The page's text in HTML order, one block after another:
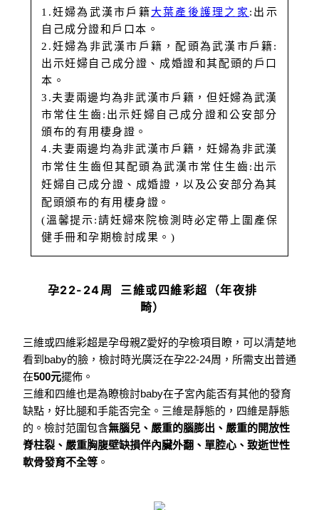
1.妊婦為武漢市戶籍大葉產後護理之家 :出示
自己成分證和戶口本。
2.妊婦為非武漢市戶籍，配頭為武漢市戶籍:
出示妊婦自己成分證、成婚證和其配頭的戶口
本。
3.夫妻兩邊均為非武漢市戶籍，但妊婦為武漢
市常住生齒:出示妊婦自己成分證和公安部分
頒布的有用棲身證。
4.夫妻兩邊均為非武漢市戶籍，妊婦為非武漢
市常住生齒但其配頭為武漢市常住生齒:出示
妊婦自己成分證、成婚證，以及公安部分為其
配頭頒布的有用棲身證。
(溫馨提示:請妊婦來院檢測時必定帶上圍產保
健手冊和孕期檢討成果。)
孕22-24周 三維或四維彩超（年夜排
畸）
三維或四維彩超是孕母親Z愛好的孕檢項目瞭，可以清楚地
看到baby的臉， 檢討時光廣泛在孕22-24周，所需支出普通
在500元擺佈。
三維和四維也是為瞭檢討baby在子宮內能否有其他的發育
缺點，好比腿和手能否完全。三維是靜態的，四維是靜態
的。檢討范圍包含無腦兒、嚴重的腦膨出、嚴重的開放性
脊柱裂、嚴重胸腹壁缺損伴內臟外翻、單腔心、致逝世性
軟骨發育不全等 。